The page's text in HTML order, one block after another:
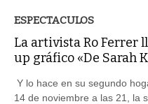
ESPECTACULOS
La artivista Ro Ferrer
up gráfico «De Sarah
Y lo hace en su segundo
14 de noviembre a las 21, la